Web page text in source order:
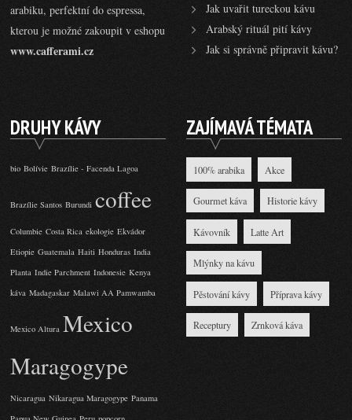
arabiku, perfektní do espressa,
kterou je možné zakoupit v eshopu
www.cafferami.cz
Jak uvařit tureckou kávu
Arabský rituál pití kávy
Jak si správně připravit kávu?
DRUHY KÁVY
bio Bolívie Brazílie - Facenda Lagoa
Brazílie Santos Burundi coffee
Columbie Costa Rica ekologie Ekvádor
Etiopie Guatemala Haiti Honduras India
Planta Indie Parchment Indonesie Kenya
káva Madagaskar Malawi AA Pamwamba
Mexico Altura Mexico
Maragogype
Nicaragua Nikaragua Maragogype Panama
ZAJÍMAVÁ TÉMATA
100% arabika Akce
Gourmet káva Historie kávy
Kávovník Latte Art
Mlýnky na kávu
Pěstování kávy Příprava kávy
Receptury Zrnková káva